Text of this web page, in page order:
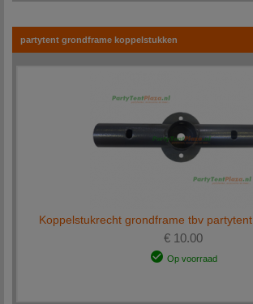
partytent grondframe koppelstukken
Koppelstukrecht grondframe tbv partytent
€ 10.00
Op voorraad